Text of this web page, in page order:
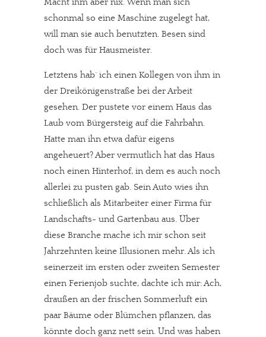
Macht ihm aber nix. Wenn man sich
schonmal so eine Maschine zugelegt hat,
will man sie auch benutzten. Besen sind
doch was für Hausmeister.
Letztens hab´ ich einen Kollegen von ihm in
der Dreikönigenstraße bei der Arbeit
gesehen. Der pustete vor einem Haus das
Laub vom Bürgersteig auf die Fahrbahn.
Hatte man ihn etwa dafür eigens
angeheuert? Aber vermutlich hat das Haus
noch einen Hinterhof, in dem es auch noch
allerlei zu pusten gab. Sein Auto wies ihn
schließlich als Mitarbeiter einer Firma für
Landschafts- und Gartenbau aus. Über
diese Branche mache ich mir schon seit
Jahrzehnten keine Illusionen mehr. Als ich
seinerzeit im ersten oder zweiten Semester
einen Ferienjob suchte, dachte ich mir: Ach,
draußen an der frischen Sommerluft ein
paar Bäume oder Blümchen pflanzen, das
könnte doch ganz nett sein. Und was haben